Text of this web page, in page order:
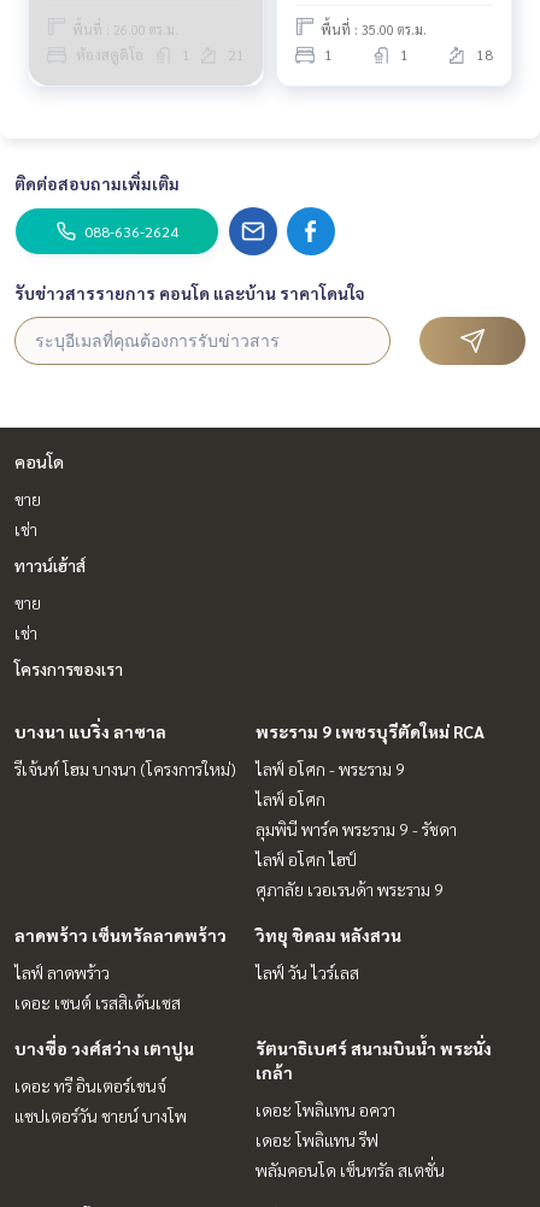
พื้นที่ : 26.00 ตร.ม.
ห้องสตูดิโอ 1 21
พื้นที่ : 35.00 ตร.ม.
1 1 18
ติดต่อสอบถามเพิ่มเติม
088-636-2624
รับข่าวสารรายการ คอนโด และบ้าน ราคาโดนใจ
คอนโด
ขาย
เช่า
ทาวน์เฮ้าส์
ขาย
เช่า
โครงการของเรา
บางนา แบริ่ง ลาซาล
รีเจ้นท์ โฮม บางนา (โครงการใหม่)
พระราม 9 เพชรบุรีตัดใหม่ RCA
ไลฟ์ อโศก - พระราม 9
ไลฟ์ อโศก
ลุมพินี พาร์ค พระราม 9 - รัชดา
ไลฟ์ อโศก ไฮป์
ศุภาลัย เวอเรนด้า พระราม 9
ลาดพร้าว เซ็นทรัลลาดพร้าว
ไลฟ์ ลาดพร้าว
เดอะ เซนต์ เรสสิเด้นเซส
วิทยุ ชิดลม หลังสวน
ไลฟ์ วัน ไวร์เลส
บางซื่อ วงศ์สว่าง เตาปูน
เดอะ ทรี อินเตอร์เชนจ์
แชปเตอร์วัน ชายน์ บางโพ
รัตนาธิเบศร์ สนามบินน้ำ พระนั่ง
เกล้า
เดอะ โพลิแทน อควา
เดอะ โพลิแทน รีฟ
พลัมคอนโด เซ็นทรัล สเตชั่น